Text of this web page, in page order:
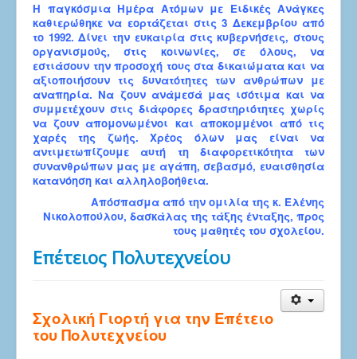
Η παγκόσμια Ημέρα Ατόμων με Ειδικές Ανάγκες
καθιερώθηκε να εορτάζεται στις 3 Δεκεμβρίου από
το 1992. Δίνει την ευκαιρία στις κυβερνήσεις, στους
οργανισμούς, στις κοινωνίες, σε όλους, να
εστιάσουν την προσοχή τους στα δικαιώματα και να
αξιοποιήσουν τις δυνατότητες των ανθρώπων με
αναπηρία. Να ζουν ανάμεσά μας ισότιμα και να
συμμετέχουν στις διάφορες δραστηριότητες χωρίς
να ζουν απομονωμένοι και αποκομμένοι από τις
χαρές της ζωής. Χρέος όλων μας είναι να
αντιμετωπίζουμε αυτή τη διαφορετικότητα των
συνανθρώπων μας με αγάπη, σεβασμό, ευαισθησία
κατανόηση και αλληλοβοήθεια.
Απόσπασμα από την ομιλία της κ. Ελένης
Νικολοπούλου, δασκάλας της τάξης ένταξης, προς
τους μαθητές του σχολείου.
Επέτειος Πολυτεχνείου
Σχολική Γιορτή για την Επέτειο
του Πολυτεχνείου